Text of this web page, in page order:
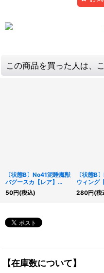
この商品を買った人は、
〔状態B〕No41泥睡魔獣
バグースカ【レア】
{CP17-JP042}《エクシ
ーズ》
50円(税込)
〔状態B
ウィング
{CRMS-
クロ》
280円(税
【在庫数について】